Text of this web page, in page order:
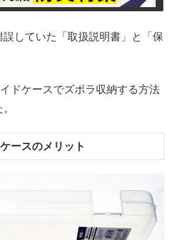
していた「取扱説明書」と「保
ドケースでズボラ収納する方法
ースのメリット